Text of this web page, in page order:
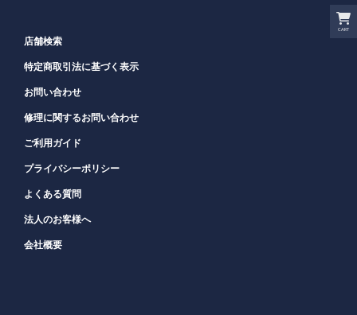
CART
店舗検索
特定商取引法に基づく表示
お問い合わせ
修理に関するお問い合わせ
ご利用ガイド
プライバシーポリシー
よくある質問
法人のお客様へ
会社概要